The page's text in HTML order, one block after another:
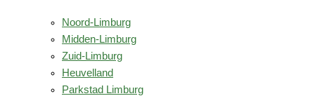
Noord-Limburg
Midden-Limburg
Zuid-Limburg
Heuvelland
Parkstad Limburg